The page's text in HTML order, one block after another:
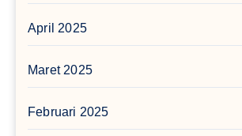
April 2025
Maret 2025
Februari 2025